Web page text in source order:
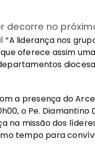
decorre no
“A liderança nos
oferece assim
a presença do
o Pe.
na missão dos
tempo para